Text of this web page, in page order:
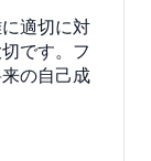
適切に対
です。フ
の自己成